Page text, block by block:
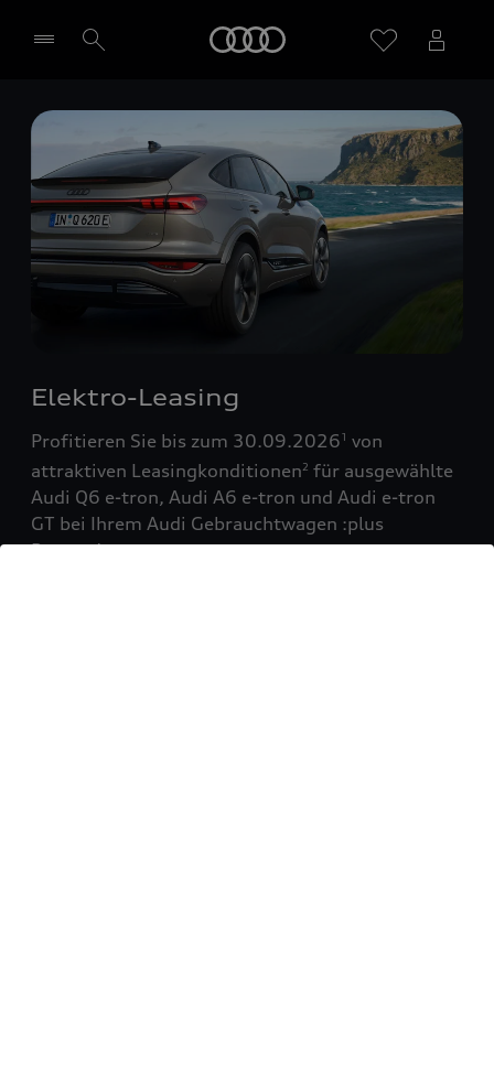
Händler wählen
Elektro-Leasing
Profitieren Sie bis zum 30.09.20261 von
attraktiven Leasingkonditionen2 für ausgewählte
Audi Q6 e-tron, Audi A6 e-tron und Audi e-tron
GT bei Ihrem Audi Gebrauchtwagen :plus
Partner!